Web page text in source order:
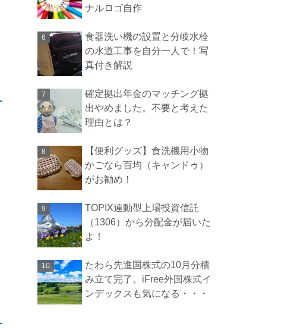
ナルロゴ自作
食器洗い機の設置と分岐水栓
の水道工事を自分一人で！写
真付き解説
確定拠出年金のマッチング拠
出やめました。不要と考えた
理由とは？
【便利グッズ】食洗機用小物
かごなら百均（キャンドゥ）
がお勧め！
TOPIX連動型上場投資信託
（1306）から分配金が届いた
よ！
たわら先進国株式の10月分積
み立て完了。iFree外国株式イ
ンデックスも気になる・・・